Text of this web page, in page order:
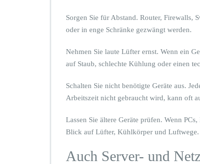
Sorgen Sie für Abstand. Router, Firewalls,
oder in enge Schränke gezwängt werden.
Nehmen Sie laute Lüfter ernst. Wenn ein
auf Staub, schlechte Kühlung oder einen
Schalten Sie nicht benötigte Geräte aus.
Arbeitszeit nicht gebraucht wird, kann oft
Lassen Sie ältere Geräte prüfen. Wenn
Blick auf Lüfter, Kühlkörper und Luftwege.
Auch Server- und